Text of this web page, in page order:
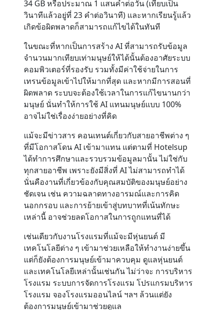
34 GB หรือประมาณ 1 แสนคำต่อวัน (เทียบเป็น
วินาทีแล้วอยู่ที่ 23 คำต่อวินาที) และหากเรียนรู้แล้ว
เกิดข้อผิดพลาดก็สามารถแก้ไขได้ในทันที
ในขณะที่หากเป็นการสร้าง AI ที่สามารถรับข้อมูล
จำนวนมากเทียบเท่ามนุษย์ให้ได้นั้นต้องอาศัยระบบ
คอมพิวเตอร์ที่รองรับ รวมทั้งมีค่าใช้จ่ายในการ
เทรนข้อมูลเข้าไปให้มากที่สุด และหากมีการสอนที่
ผิดพลาด ระบบจะต้องใช้เวลาในการแก้ไขนานกว่า
มนุษย์ นั่นทำให้การใช้ AI แทนมนุษย์แบบ 100%
อาจไม่ใช่เรื่องง่ายอย่างที่คิด
แม้จะมีข่าวสาร คอนเทนต์เกี่ยวกับสายอาชีพต่าง ๆ
ที่มีโอกาสโดน AI เข้ามาแทน แต่ตามที่ Hotelsup
ได้ทำการศึกษาและรวบรวมข้อมูลมานั้น ไม่ใช่กับ
ทุกสายอาชีพ เพราะยังมีสิ่งที่ AI ไม่สามารถทำได้
นั่นคืองานที่เกี่ยวข้องกับคุณสมบัติของมนุษย์อย่าง
ชัดเจน เช่น ความฉลาดทางอารมณ์และการคิด
นอกกรอบ และการย้ายเข้าสู่บทบาทที่เน้นทักษะ
เหล่านี้ อาจช่วยลดโอกาสในการถูกแทนที่ได้
เช่นเดียวกับงานโรงแรมที่แม้จะมีหุ่นยนต์ มี
เทคโนโลยีต่าง ๆ เข้ามาช่วยเหลือให้ทำงานง่ายขึ้น
แต่ก็ยังต้องการมนุษย์เข้ามาควบคุม ดูแลหุ่นยนต์
และเทคโนโลยีเหล่านั้นเช่นกัน ไม่ว่าจะ การบริหาร
โรงแรม ระบบการจัดการโรงแรม โปรแกรมบริหาร
โรงแรม จองโรงแรมออนไลน์ ฯลฯ ล้วนแต่ยัง
ต้องการมนุษย์เข้ามาช่วยดูแล